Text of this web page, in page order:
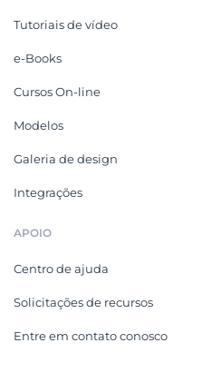
Tutoriais de vídeo
e-Books
Cursos On-line
Modelos
Galeria de design
Integrações
APOIO
Centro de ajuda
Solicitações de recursos
Entre em contato conosco